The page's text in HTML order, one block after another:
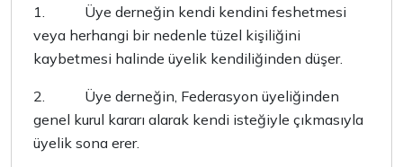
1.
Üye derneğin kendi kendini feshetmesi
veya herhangi bir nedenle tüzel kişiliğini
kaybetmesi halinde üyelik kendiliğinden düşer.
2.
Üye derneğin, Federasyon üyeliğinden
genel kurul kararı alarak kendi isteğiyle çıkmasıyla
üyelik sona erer.